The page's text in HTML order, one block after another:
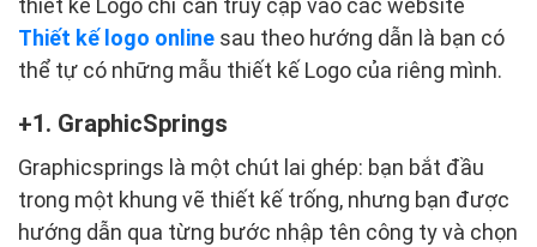
thiết kế Logo chỉ cần truy cập vào các website
Thiết kế logo online sau theo hướng dẫn là bạn có
thể tự có những mẫu thiết kế Logo của riêng mình.
1. GraphicSprings
Graphicsprings là một chút lai ghép: bạn bắt đầu
trong một khung vẽ thiết kế trống, nhưng bạn được
hướng dẫn qua từng bước nhập tên công ty và chọn